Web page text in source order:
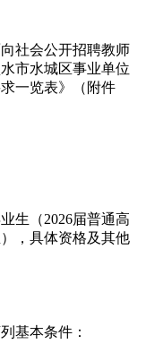
社会公开招聘教师
市水城区事业单位
一览表》（附件
生（2026届普通高
，具体资格及其他
基本条件：